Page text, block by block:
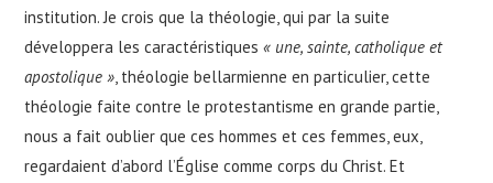
institution. Je crois que la théologie, qui par la suite
développera les caractéristiques« une, sainte, catholique et
apostolique », théologie bellarmienne en particulier, cette
théologie faite contre le protestantisme en grande partie,
nous a fait oublier que ces hommes et ces femmes, eux,
regardaient d’abord l’Église comme corps du Christ. Et